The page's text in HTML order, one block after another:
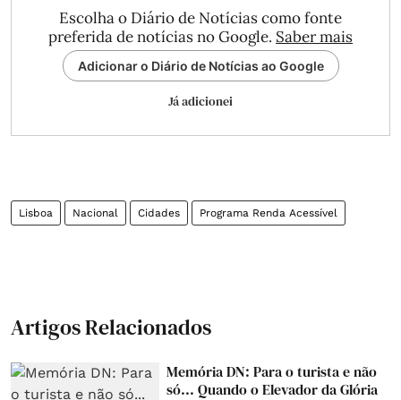
Escolha o Diário de Notícias como fonte
preferida de notícias no Google. Saber mais
Adicionar o Diário de Notícias ao Google
Já adicionei
Lisboa Nacional Cidades Programa Renda Acessível
Artigos Relacionados
Memória DN: Para o turista e não
só... Quando o Elevador da Glória